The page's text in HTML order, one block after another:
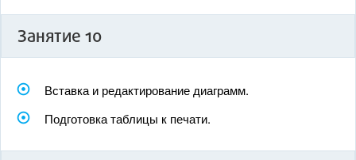
Занятие 10
Вставка и редактирование диаграмм.
Подготовка таблицы к печати.